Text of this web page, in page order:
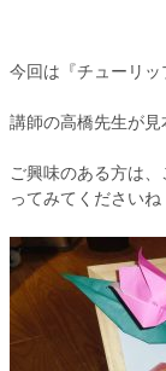
今回は『チューリッ
講師の高橋先生が
ご興味のある方は
ってみてくださいね